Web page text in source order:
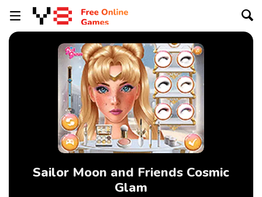
Sailor Moon and Friends Cosmic
Glam